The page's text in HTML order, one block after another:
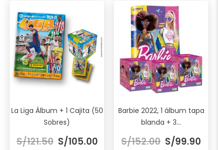
La Liga Álbum + 1 Cajita (50
Sobres)
S/121.50 precio
S/105.00precio
Barbie 2022, 1 álbum tapa
blanda + 3...
S/152.00 precio
S/99.90